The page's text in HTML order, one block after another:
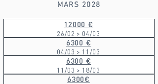
MARS 2028
12000 €
26/02 > 04/03
6300 €
04/03 > 11/03
6300 €
11/03 > 18/03
6300€